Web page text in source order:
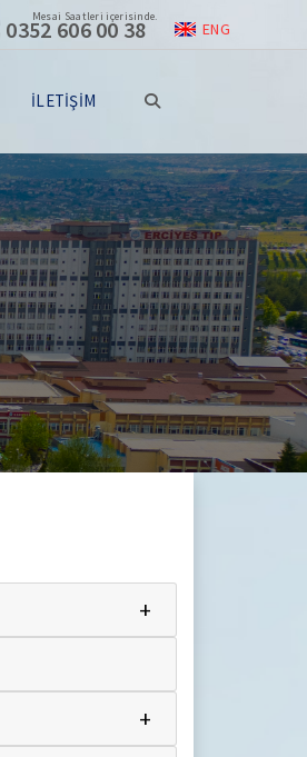
Mesai Saatleri içerisinde.
0352 606 00 38 ENG
İLETİŞİM
+
+